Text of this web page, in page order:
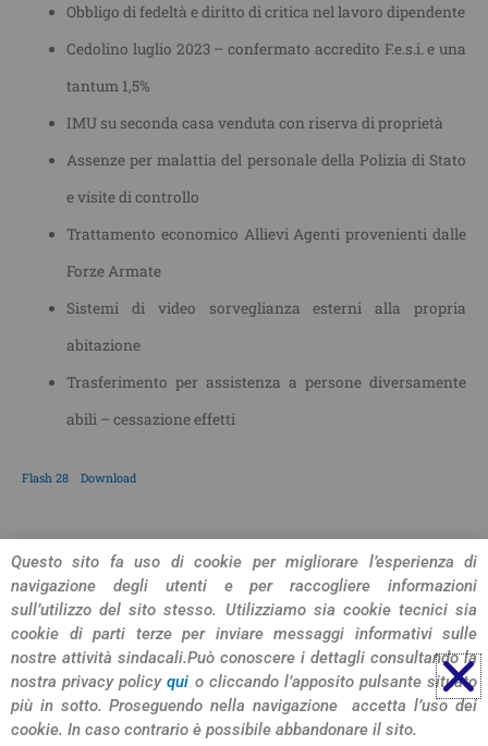
Obbligo di fedeltà e diritto di critica nel lavoro dipendente
Cedolino luglio 2023 – confermato accredito F.e.s.i. e una
tantum 1,5%
IMU su seconda casa venduta con riserva di proprietà
Assenze per malattia del personale della Polizia di Stato
e visite di controllo
Trattamento economico Allievi Agenti provenienti dalle
Forze Armate
Sistemi di video sorveglianza esterni alla propria
abitazione
Trasferimento per assistenza a persone diversamente
abili – cessazione effetti
Flash 28 Download
CONDIVIDI L'ARTICOLO
Questo sito fa uso di cookie per migliorare l’esperienza di
navigazione degli utenti e per raccogliere informazioni
sull’utilizzo del sito stesso. Utilizziamo sia cookie tecnici sia
cookie di parti terze per inviare messaggi informativi sulle
nostre attività sindacali.Può conoscere i dettagli consultando la
nostra privacy policyqui o cliccando l’apposito pulsante situato
più in sotto. Proseguendo nella navigazione accetta l’uso dei
cookie. In caso contrario è possibile abbandonare il sito.